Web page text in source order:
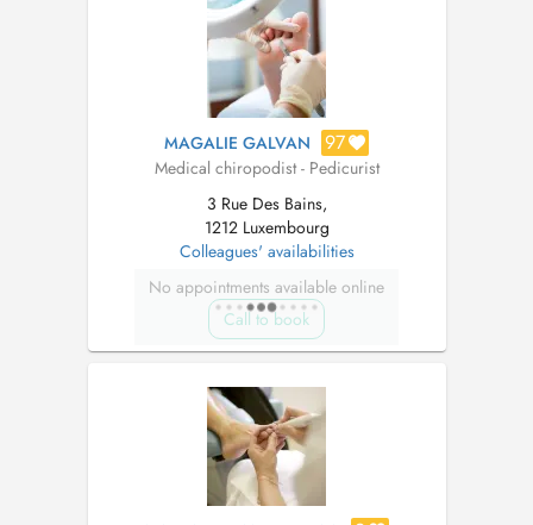
MAGALIE GALVAN 97
Medical chiropodist - Pedicurist
3 Rue Des Bains,
1212 Luxembourg
Colleagues' availabilities
No appointments available online
Call to book